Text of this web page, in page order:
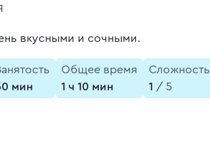
вкусными и сочными.
мин
Общее время
1 ч 10 мин
Сложность
1 / 5